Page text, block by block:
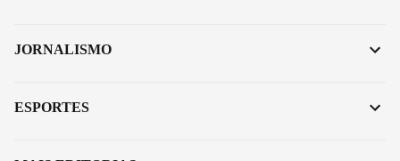
JORNALISMO
ESPORTES